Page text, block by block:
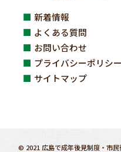
新着情報
よくある質問
お問い合わせ
プライバシーポリシー
サイトマップ
© 2021 広島で成年後見制度・市